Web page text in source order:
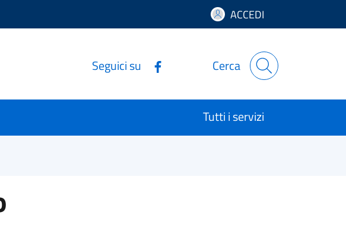
ACCEDI
Seguici su Cerca
Tutti i servizi